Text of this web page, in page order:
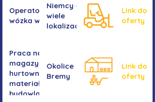
Operator/operatorka
wózka widłowego
Niemcy -
wiele
lokalizacji
Link do
oferty
Praca na
magazynie -
hurtownia
materiałów
budowlanych
Okolice
Bremy
Link do
oferty